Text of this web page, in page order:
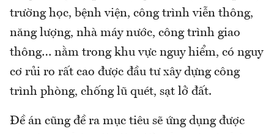
trường học, bệnh viện, công trình viễn thông,
năng lượng, nhà máy nước, công trình giao
thông… nằm trong khu vực nguy hiểm, có nguy
cơ rủi ro rất cao được đầu tư xây dựng công
trình phòng, chống lũ quét, sạt lở đất.
Đề án cũng đề ra mục tiêu sẽ ứng dụng được